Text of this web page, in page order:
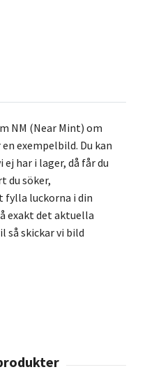
NM (Near Mint) om
exempelbild. Du kan
har i lager, då får du
du söker,
luckorna i din
exakt det aktuella
så skickar vi bild